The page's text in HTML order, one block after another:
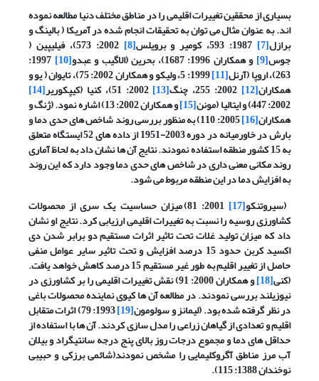
بسیاری از محققین تغییرات اقلیمی را در مناطق مختلف دنیا مطالعه نموده
اند. به عنوان مثال می توان به تحقیقات انجام شده در آمریکا ( بالینگ و
برازل[7]
[8] 2002: 573)، فیلیپین (
جوس[9] و همکاران 1996: 1687)، بحرین (الاگیب و عبدو [10]
1997:
263)، اروپا (آرنل [11] 1999: 5، ولیکو و همکاران 2002: 75)، تایوان ( یو و
همکاران[12]
[13] 2002: 51)، کنیا (کیپکوریر [14]
2002: 447) و ایتالیا (مونن [15] و همکاران 2002: 13) اشاره نمود. (ژنگ و
همکاران[16] 2005: 110) به منظور بررسی روند شاخص های حدی دما و
بارش در خاورمیانه در دوره 2003-1951 از داده های 52 ایستگاه متعلق
به 15 کشور منطقه استفاده نمودند. نتایج آن ها نشان داد به لحاظ آماری
روند مکانی معنی داری در شاخص های حدی دما وجود دارد که این روند
به افزایش دما در این منطقه مربوط می شود.
(سیروتنکو[17] 2001: 81) میزان حساسیت یک سری از محصولات
کشاورزی روسیه را نسبت به تغییرات اقلیمی ارزیابی کرد. نتایج او نشان
داد که میزان تولید غلات تحت تاثیر اثرات مستقیم دو برابر شدن دی
اکسید کربن حدود 15 درصد افزایش و تحت تاثیر سایر عوامل منفی
حاصل از تغییر اقلیم به طور غیر مستقیم 15 درصد کاهش خواهد یافت.
(کنی[18] و همکاران 2000: 91) نقش تغییرات اقلیمی را بر کشاورزی در
نیوزیلند بررسی نمودند. در مطالعه آن ها کیوی نماینده محصولات باغی
در نظر گرفته شده بود. (لیمانز و سولومون[19] 1993: 79) اثرات متقابل
اقلیم و تعدادی از گیاهان زراعی را مدل سازی کردند. آن ها با استفاده از
حداقل های دما و مجموع درجات روز بالای پنج درجه سانتیگراد و بیلان
آب مرز مناطق آگروکلیمایی را مشخص نمودند(شائمی برزکی و حبیبی
نوخندان 1388: 115).